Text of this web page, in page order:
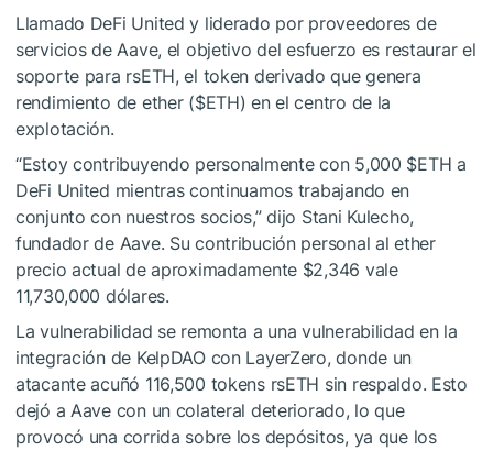
Llamado DeFi United y liderado por proveedores de
servicios de Aave, el objetivo del esfuerzo es restaurar el
soporte para rsETH, el token derivado que genera
rendimiento de ether ($ETH) en el centro de la
explotación.
“Estoy contribuyendo personalmente con 5,000 $ETH a
DeFi United mientras continuamos trabajando en
conjunto con nuestros socios,” dijo Stani Kulecho,
fundador de Aave. Su contribución personal al ether
precio actual de aproximadamente $2,346 vale
11,730,000 dólares.
La vulnerabilidad se remonta a una vulnerabilidad en la
integración de KelpDAO con LayerZero, donde un
atacante acuñó 116,500 tokens rsETH sin respaldo. Esto
dejó a Aave con un colateral deteriorado, lo que
provocó una corrida sobre los depósitos, ya que los